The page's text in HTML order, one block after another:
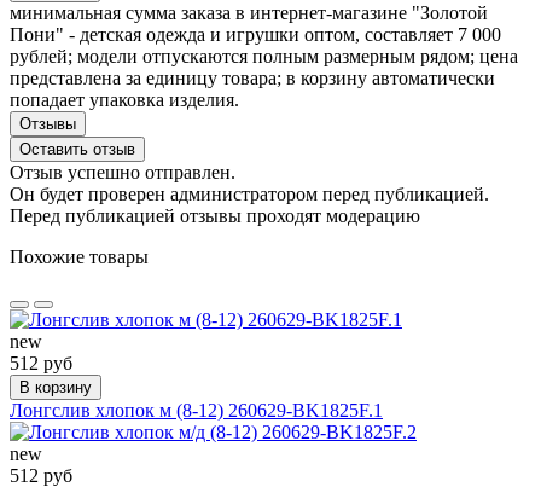
минимальная сумма заказа в интернет-магазине "Золотой
Пони" - детская одежда и игрушки оптом, составляет 7 000
рублей; модели отпускаются полным размерным рядом; цена
представлена за единицу товара; в корзину автоматически
попадает упаковка изделия.
Отзывы
Оставить отзыв
Отзыв успешно отправлен.
Он будет проверен администратором перед публикацией.
Перед публикацией отзывы проходят модерацию
Похожие товары
new
512 руб
В корзину
Лонгслив хлопок м (8-12) 260629-BK1825F.1
new
512 руб